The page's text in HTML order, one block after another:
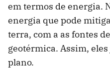
em termos de energia.
energia que pode
terra, com a as fontes
geotérmica. Assim,
plano.